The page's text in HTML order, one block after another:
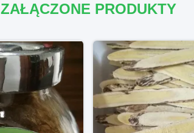
ZAŁĄCZONE PRODUKTY